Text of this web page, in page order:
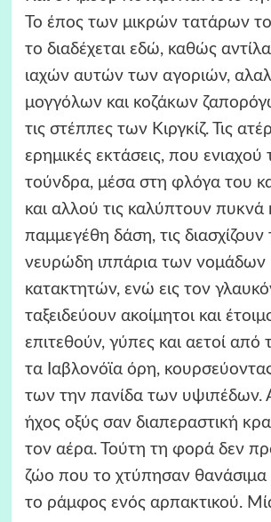
Το έπος των μικρών τατάρων
το διαδέχεται εδώ, καθώς
ιαχών αυτών των αγοριών,
μογγόλων και κοζάκων
τις στέππες των Κιργκίζ. Τις
ερημικές εκτάσεις, που ενιαχού
τούνδρα, μέσα στη φλόγα του
και αλλού τις καλύπτουν πυκνά
παμμεγέθη δάση, τις διασχίζουν
νευρώδη ιππάρια των νομάδων
κατακτητών, ενώ εις τον
ταξειδεύουν ακοίμητοι και
επιτεθούν, γύπες και αετοί από
τα Ιαβλονόϊα όρη,
των την πανίδα των υψιπέδων.
ήχος οξύς σαν διαπεραστική
τον αέρα. Τούτη τη φορά δεν
ζώο που το χτύπησαν θανάσιμα
το ράμφος ενός αρπακτικού.